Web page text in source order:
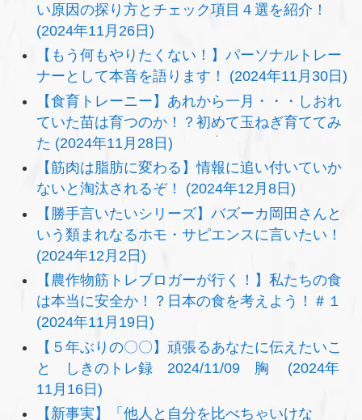
い原因の探り方とチェック項目４選を紹介！
(2024年11月26日)
【もう何もやりたくない！】パーソナルトレー
ナーとして本音を語ります！ (2024年11月30日)
【食育トレーニー】あれから一月・・・しおれ
ていた苗は育つのか！？初めて玉ねぎ育ててみ
た (2024年11月28日)
【筋肉は脂肪に変わる】情報に追い付いていか
ないと淘汰されるぞ！ (2024年12月8日)
【勝手言いたいシリーズ】バズーカ岡田さんと
いう類まれなるホモ・サピエンスに言いたい！
(2024年12月2日)
【農作物筋トレブロガーが行く！】私たちの食
は本当に安全か！？日本の食を考えよう！＃１
(2024年11月19日)
【５年ぶりの〇〇】頑張るあなたに伝えたいこ
と しきのトレ録 2024/11/09 胸 (2024年
11月16日)
【新事実】「他人と自分を比べちゃいけな